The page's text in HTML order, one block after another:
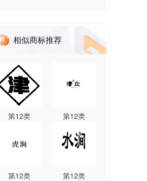
相似商标推荐
第12类 第12类
第12类 第12类